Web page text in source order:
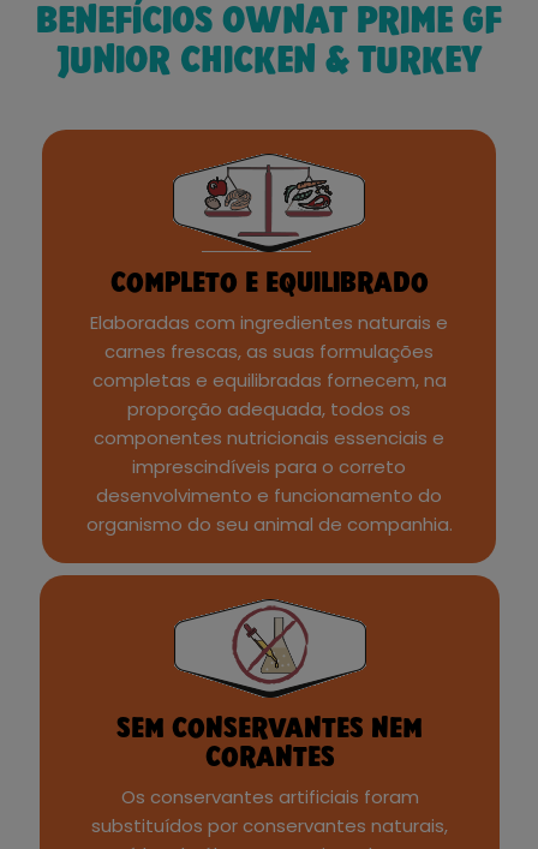
BENEFÍCIOS OWNAT PRIME GF
JUNIOR CHICKEN & TURKEY
COMPLETO E EQUILIBRADO
Elaboradas com ingredientes naturais e
carnes frescas, as suas formulações
completas e equilibradas fornecem, na
proporção adequada, todos os
componentes nutricionais essenciais e
imprescindíveis para o correto
desenvolvimento e funcionamento do
organismo do seu animal de companhia.
SEM CONSERVANTES NEM
CORANTES
Os conservantes artificiais foram
substituídos por conservantes naturais,